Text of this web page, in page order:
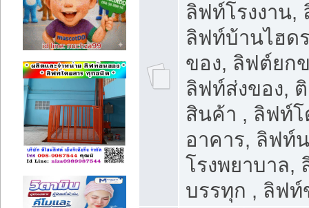
ลิฟท์โรงงาน
ลิฟท์บ้านไฮด
ของ, ลิฟต์ยก
ลิฟท์ส่งของ,
สินค้า , ลิฟท์
อาคาร, ลิฟท์
โรงพยาบาล,
บรรทุก , ลิฟท์